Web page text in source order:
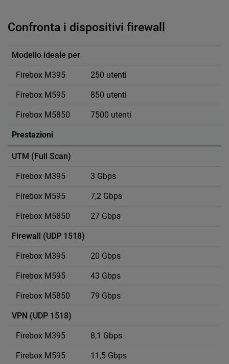
Confronta i dispositivi firewall
Confronta i dispositivi firewall
Modello ideale per
250 utenti
850 utenti
7500 utenti
Prestazioni
UTM (Full Scan)
3 Gbps
7,2 Gbps
27 Gbps
Firewall (UDP 1518)
20 Gbps
43 Gbps
79 Gbps
VPN (UDP 1518)
8,1 Gbps
11,5 Gbps